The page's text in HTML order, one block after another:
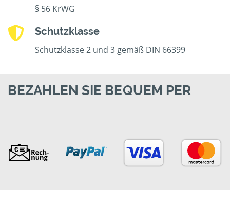
§ 56 KrWG
Schutzklasse
Schutzklasse 2 und 3 gemäß DIN 66399
BEZAHLEN SIE BEQUEM PER